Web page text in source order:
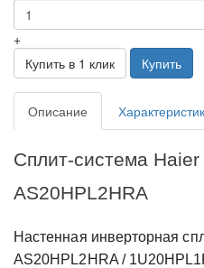
+
Купить в 1 клик
Купить
Описание
Сплит-система
AS20HPL2HRA
Настенная инверторная
AS20HPL2HRA /